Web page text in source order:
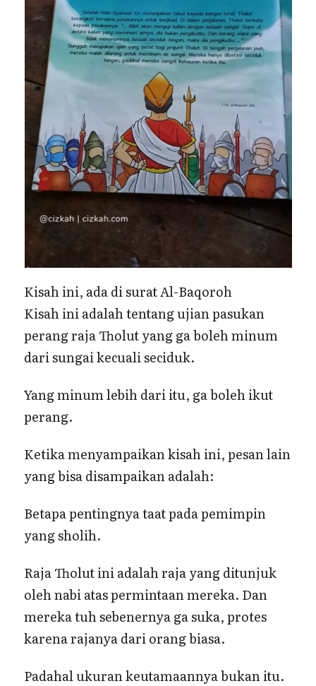
Kisah ini, ada di surat Al-Baqoroh
Kisah ini adalah tentang ujian pasukan
perang raja Tholut yang ga boleh minum
dari sungai kecuali seciduk.
Yang minum lebih dari itu, ga boleh ikut
perang.
Ketika menyampaikan kisah ini, pesan lain
yang bisa disampaikan adalah:
Betapa pentingnya taat pada pemimpin
yang sholih.
Raja Tholut ini adalah raja yang ditunjuk
oleh nabi atas permintaan mereka. Dan
mereka tuh sebenernya ga suka, protes
karena rajanya dari orang biasa.
Padahal ukuran keutamaannya bukan itu.